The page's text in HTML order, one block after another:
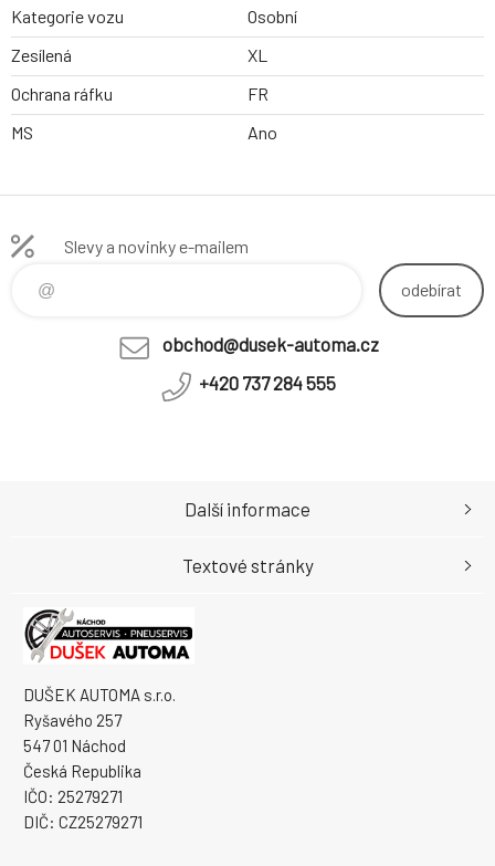
Kategorie vozu
Osobní
Zesílená
XL
Ochrana ráfku
FR
MS
Ano
Slevy a novinky e-mailem
odebírat
obchod@dusek-automa.cz
+420 737 284 555
DUŠEK AUTOMA s.r.o.
Ryšavého 257
547 01 Náchod
Česká Republika
IČO: 25279271
DIČ: CZ25279271
Další informace
Textové stránky